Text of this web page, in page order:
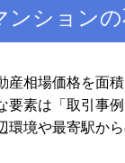
ンション
産相場価格を面
要素は「取引事
環境や最寄駅か